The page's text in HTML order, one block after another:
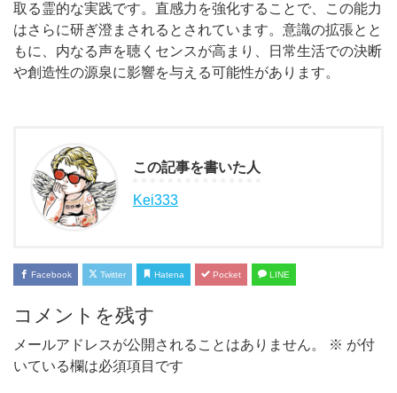
取る霊的な実践です。直感力を強化することで、この能力
はさらに研ぎ澄まされるとされています。意識の拡張とと
もに、内なる声を聴くセンスが高まり、日常生活での決断
や創造性の源泉に影響を与える可能性があります。
この記事を書いた人
Kei333
Facebook Twitter Hatena Pocket LINE
コメントを残す
メールアドレスが公開されることはありません。 ※ が付
いている欄は必須項目です